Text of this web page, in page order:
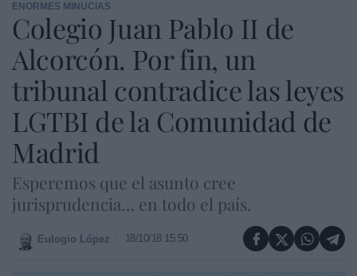
ENORMES MINUCIAS
Colegio Juan Pablo II de
Alcorcón. Por fin, un
tribunal contradice las leyes
LGTBI de la Comunidad de
Madrid
Esperemos que el asunto cree
jurisprudencia… en todo el país.
Eulogio López 18/10/18 15:50